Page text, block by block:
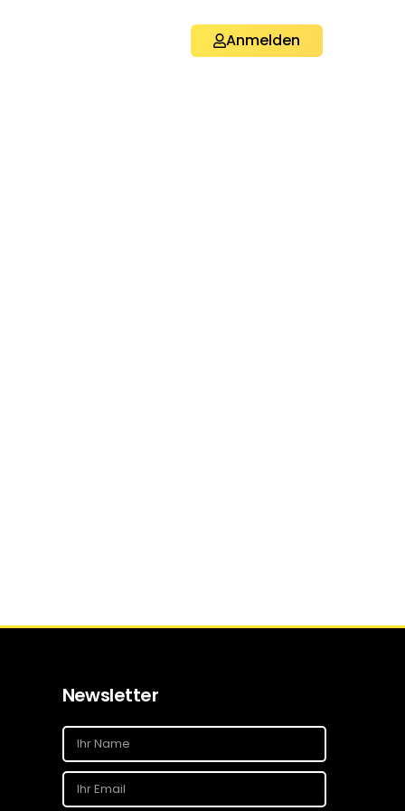
Anmelden
Newsletter